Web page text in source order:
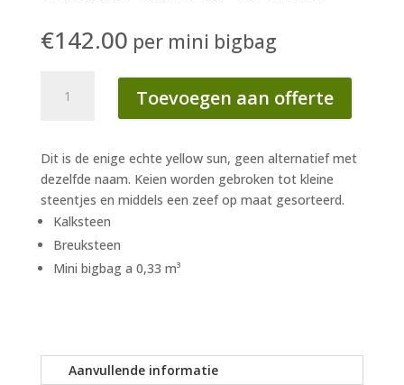
€142.00 per mini bigbag
mm
aantal
Toevoegen aan offerte
Dit is de enige echte yellow sun, geen alternatief met
dezelfde naam. Keien worden gebroken tot kleine
steentjes en middels een zeef op maat gesorteerd.
Kalksteen
Breuksteen
Mini bigbag a 0,33 m³
Aanvullende informatie